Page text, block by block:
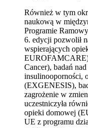
Również w tym
naukową w
Programie
6. edycji pozwolił
wspierających
Cancer), badań
insulinooporności,
(EXGENESIS),
zagrożenie w
uczestniczyła
opieki domowej
UE z programu